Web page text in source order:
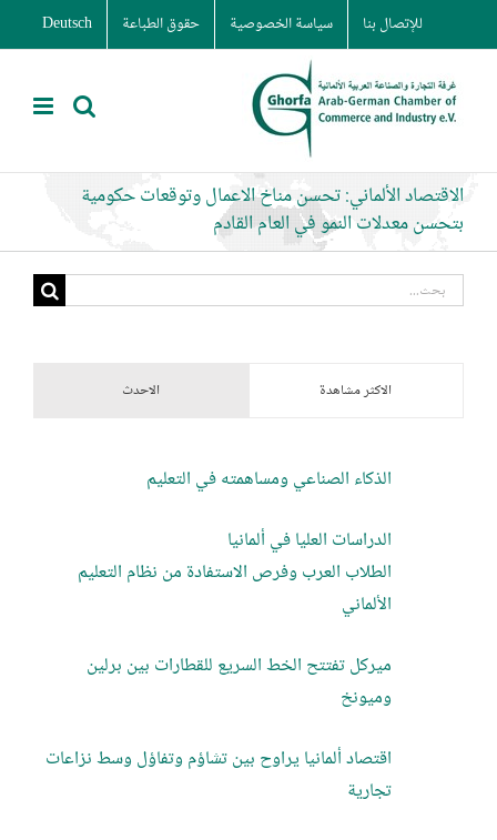
to
content
للإتصال بنا سياسة الخصوصية حقوق الطباعة Deutsch
الاقتصاد الألماني: تحسن مناخ الاعمال وتوقعات حكومية
بتحسن معدلات النمو في العام القادم
البحث
الاكثر مشاهدة الاحدث
الذكاء الصناعي ومساهمته في التعليم
الدراسات العليا في ألمانيا
الطلاب العرب وفرص الاستفادة من نظام التعليم
الألماني
ميركل تفتتح الخط السريع للقطارات بين برلين
وميونخ
اقتصاد ألمانيا يراوح بين تشاؤم وتفاؤل وسط نزاعات
تجارية